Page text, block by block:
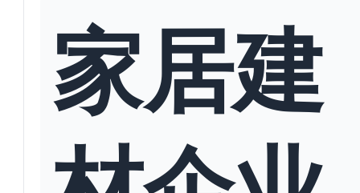
家居建